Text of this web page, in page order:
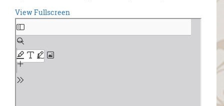
View Fullscreen